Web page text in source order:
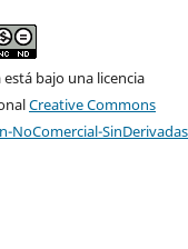
está bajo una licencia
Creative Commons
NoComercial-